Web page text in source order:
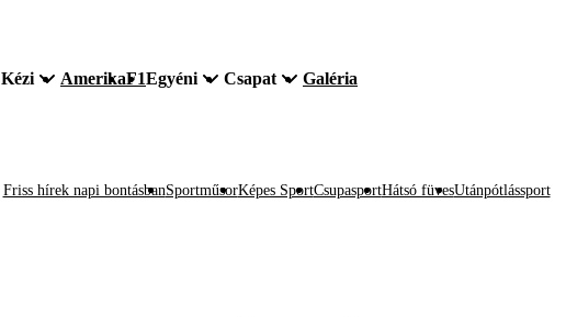
Kézi AmerikaF1Egyéni Csapat Galéria
Friss hírek napi bontásbanSportműsorKépes SportCsupasportHátsó füvesUtánpótlássport